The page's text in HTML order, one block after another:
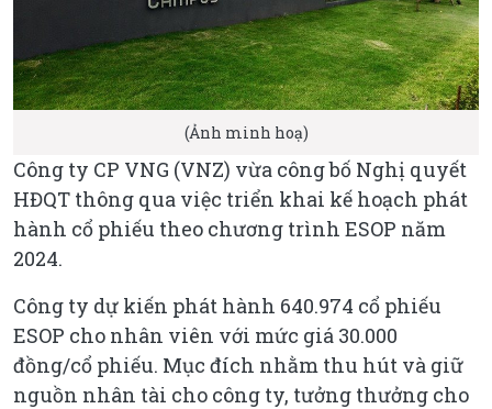
(Ảnh minh hoạ)
Công ty CP VNG (VNZ) vừa công bố Nghị quyết
HĐQT thông qua việc triển khai kế hoạch phát
hành cổ phiếu theo chương trình ESOP năm
2024.
Công ty dự kiến phát hành 640.974 cổ phiếu
ESOP cho nhân viên với mức giá 30.000
đồng/cổ phiếu. Mục đích nhằm thu hút và giữ
nguồn nhân tài cho công ty, tưởng thưởng cho